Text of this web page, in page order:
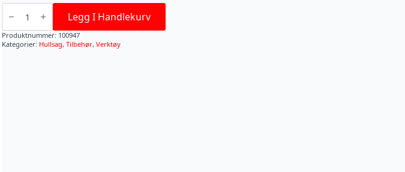
HULLSAG
HOLE
DOZER
68MM
antall
Legg I Handlekurv
Produktnummer: 100947
Kategorier: Hullsag, Tilbehør, Verktøy